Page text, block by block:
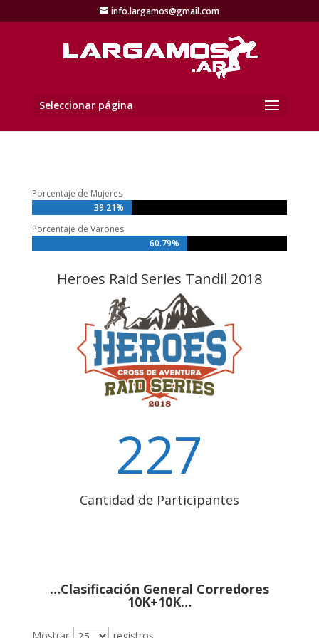
info.largamos@gmail.com
Seleccionar página
Porcentaje de Mujeres
39.21%
39.21%
Porcentaje de Varones
60.79%
60.79%
Heroes Raid Series Tandil 2018
227
Cantidad de Participantes
…Clasificación General Corredores
10K+10K…
Mostrar
registros